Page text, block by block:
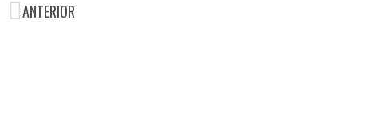
ANTERIOR